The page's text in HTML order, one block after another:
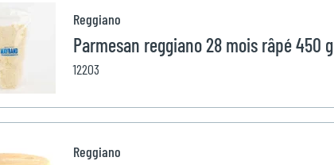
Reggiano
Parmesan reggiano 28 mois râpé 450 g
12203
Reggiano